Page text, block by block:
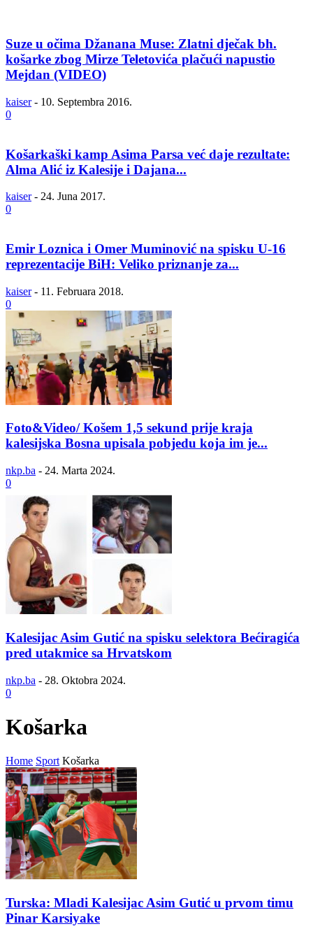
Suze u očima Džanana Muse: Zlatni dječak bh.
košarke zbog Mirze Teletovića plačući napustio
Mejdan (VIDEO)
kaiser - 10. Septembra 2016.
0
Košarkaški kamp Asima Parsa već daje rezultate:
Alma Alić iz Kalesije i Dajana...
kaiser - 24. Juna 2017.
0
Emir Loznica i Omer Muminović na spisku U-16
reprezentacije BiH: Veliko priznanje za...
kaiser - 11. Februara 2018.
0
Foto&Video/ Košem 1,5 sekund prije kraja
kalesijska Bosna upisala pobjedu koja im je...
nkp.ba - 24. Marta 2024.
0
Kalesijac Asim Gutić na spisku selektora Bećiragića
pred utakmice sa Hrvatskom
nkp.ba - 28. Oktobra 2024.
0
Košarka
Home Sport Košarka
Turska: Mladi Kalesijac Asim Gutić u prvom timu
Pinar Karsiyake